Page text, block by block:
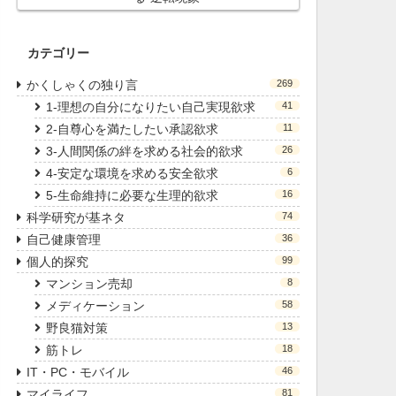
カテゴリー
かくしゃくの独り言 269
1-理想の自分になりたい自己実現欲求 41
2-自尊心を満たしたい承認欲求 11
3-人間関係の絆を求める社会的欲求 26
4-安定な環境を求める安全欲求 6
5-生命維持に必要な生理的欲求 16
科学研究が基ネタ 74
自己健康管理 36
個人的探究 99
マンション売却 8
メディケーション 58
野良猫対策 13
筋トレ 18
IT・PC・モバイル 46
81